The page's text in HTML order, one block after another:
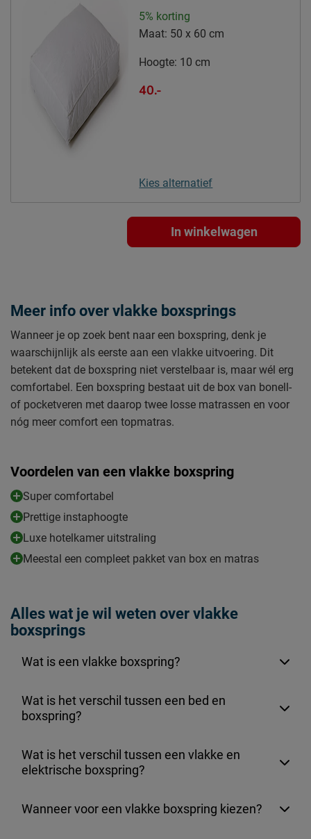
info@beddenreus.nl
5% korting
Maat: 50 x 60 cm
Hoogte: 10 cm
40.-
Kies alternatief
In winkelwagen
Meer info over vlakke boxsprings
Wanneer je op zoek bent naar een boxspring, denk je
waarschijnlijk als eerste aan een vlakke uitvoering. Dit
betekent dat de boxspring niet verstelbaar is, maar wél erg
comfortabel. Een boxspring bestaat uit de box van bonell-
of pocketveren met daarop twee losse matrassen en voor
nóg meer comfort een topmatras.
Voordelen van een vlakke boxspring
Super comfortabel
Prettige instaphoogte
Luxe hotelkamer uitstraling
Meestal een compleet pakket van box en matras
Alles wat je wil weten over vlakke
boxsprings
Wat is een vlakke boxspring?
Wat is het verschil tussen een bed en
boxspring?
Wat is het verschil tussen een vlakke en
elektrische boxspring?
Wanneer voor een vlakke boxspring kiezen?